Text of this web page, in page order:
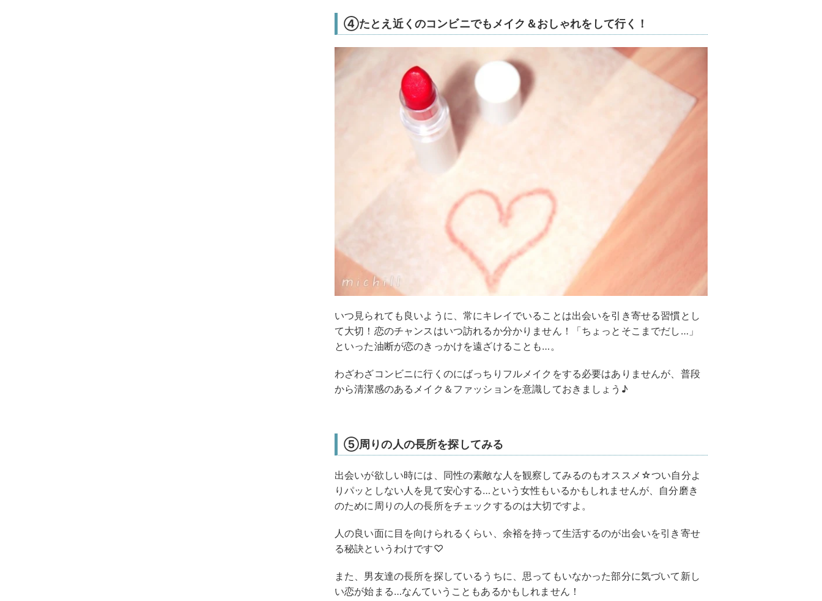
④たとえ近くのコンビニでもメイク＆おしゃれをして行く！
いつ見られても良いように、常にキレイでいることは出会いを引き寄せる習慣とし
て大切！恋のチャンスはいつ訪れるか分かりません！「ちょっとそこまでだし…」
といった油断が恋のきっかけを遠ざけることも…。
わざわざコンビニに行くのにばっちりフルメイクをする必要はありませんが、普段
から清潔感のあるメイク＆ファッションを意識しておきましょう♪
⑤周りの人の長所を探してみる
出会いが欲しい時には、同性の素敵な人を観察してみるのもオススメ☆つい自分よ
りパッとしない人を見て安心する…という女性もいるかもしれませんが、自分磨き
のために周りの人の長所をチェックするのは大切ですよ。
人の良い面に目を向けられるくらい、余裕を持って生活するのが出会いを引き寄せ
る秘訣というわけです♡
また、男友達の長所を探しているうちに、思ってもいなかった部分に気づいて新し
い恋が始まる…なんていうこともあるかもしれません！